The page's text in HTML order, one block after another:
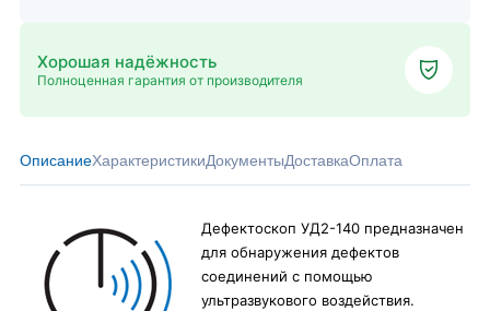
Хорошая надёжность
Полноценная гарантия от производителя
ОписаниеХарактеристикиДокументыДоставкаОплата
Дефектоскоп УД2-140 предназначен
для обнаружения дефектов
соединений с помощью
ультразвукового воздействия.